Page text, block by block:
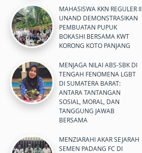
MAHASISWA KKN REGULER II
UNAND DEMONSTRASIKAN
PEMBUATAN PUPUK
BOKASHI BERSAMA KWT
KORONG KOTO PANJANG
MENJAGA NILAI ABS-SBK DI
TENGAH FENOMENA LGBT
DI SUMATERA BARAT:
ANTARA TANTANGAN
SOSIAL, MORAL, DAN
TANGGUNG JAWAB
BERSAMA
MENZIARAHI AKAR SEJARAH
SEMEN PADANG FC DI